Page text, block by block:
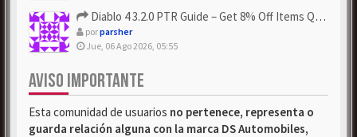
Diablo 4 3.2.0 PTR Guide – Get 8% Off Items Quickly to Test ...
porparsher
Jue, 06 Ago 2026, 05:55
AVISO IMPORTANTE
Esta comunidad de usuarios no pertenece, representa o
guarda relación alguna con la marca DS Automobiles,